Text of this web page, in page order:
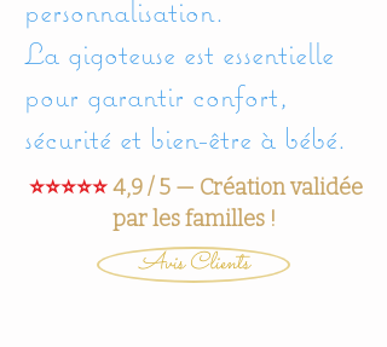
personnalisation.
La gigoteuse est essentielle
pour garantir confort,
sécurité et bien-être à bébé.
⭐⭐⭐⭐⭐4,9 / 5 — Création validée
par les familles !
Avis Clients